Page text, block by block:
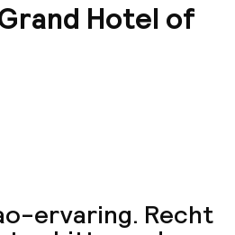
Hotel of
ervaring. Recht